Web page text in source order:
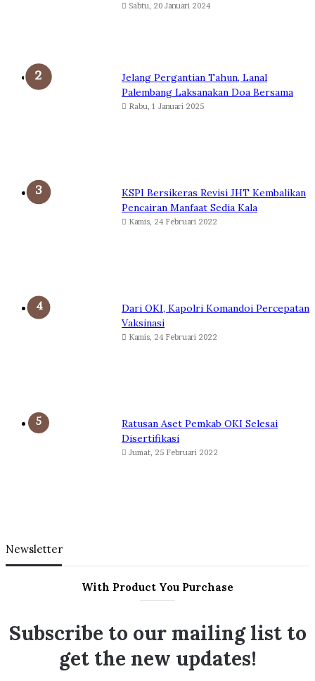
Sabtu, 20 Januari 2024
Jelang Pergantian Tahun, Lanal
Palembang Laksanakan Doa Bersama
Rabu, 1 Januari 2025
KSPI Bersikeras Revisi JHT Kembalikan
Pencairan Manfaat Sedia Kala
Kamis, 24 Februari 2022
Dari OKI, Kapolri Komandoi Percepatan
Vaksinasi
Kamis, 24 Februari 2022
Ratusan Aset Pemkab OKI Selesai
Disertifikasi
Jumat, 25 Februari 2022
Newsletter
With Product You Purchase
Subscribe to our mailing list to
get the new updates!